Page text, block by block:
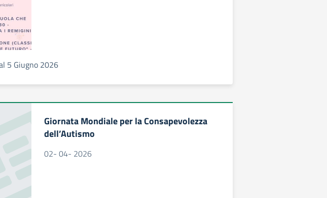
5 Giugno 2026
Giornata Mondiale per la Consapevolezza
dell’Autismo
02- 04- 2026